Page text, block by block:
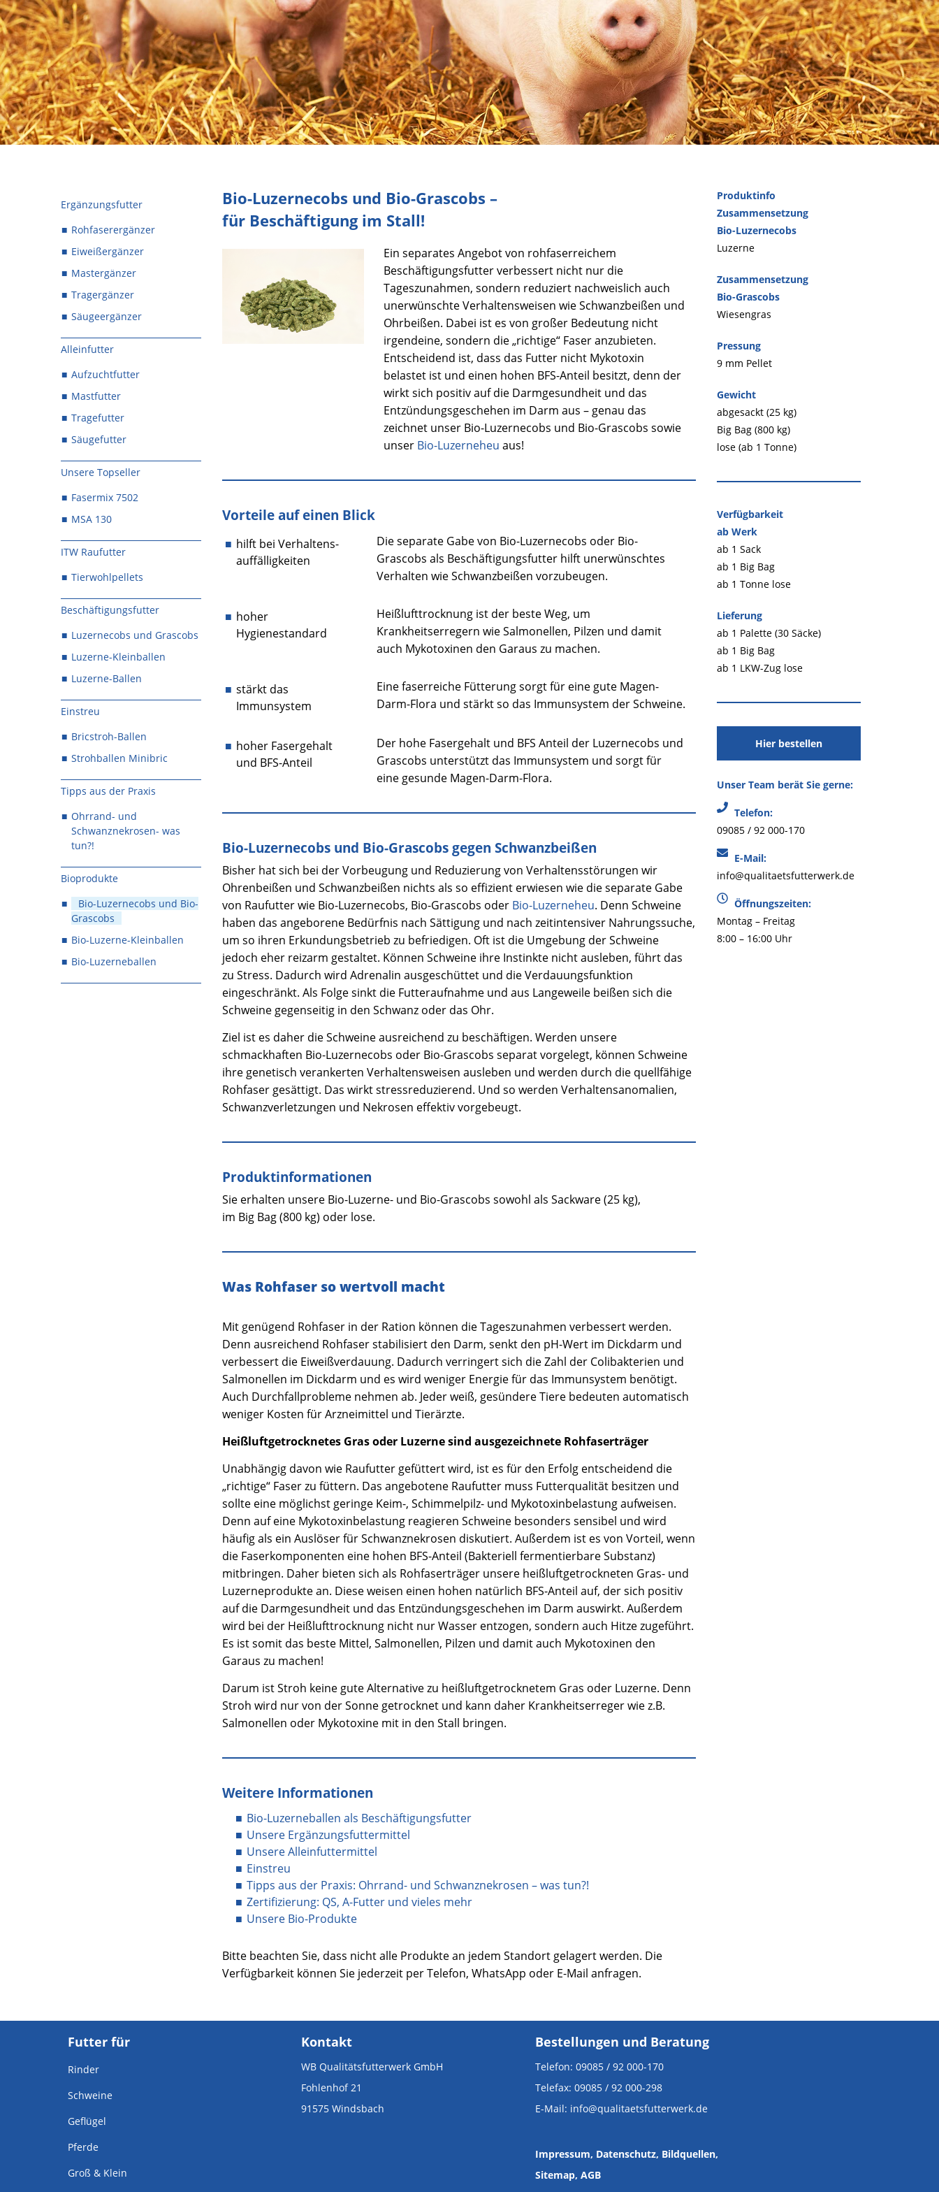
Ergänzungsfutter
Rohfaserergänzer
Eiweißergänzer
Mastergänzer
Tragergänzer
Säugeergänzer
Alleinfutter
Aufzuchtfutter
Mastfutter
Tragefutter
Säugefutter
Unsere Topseller
Fasermix 7502
MSA 130
ITW Raufutter
Tierwohlpellets
Beschäftigungsfutter
Luzernecobs und Grascobs
Luzerne-Kleinballen
Luzerne-Ballen
Einstreu
Bricstroh-Ballen
Strohballen Minibric
Tipps aus der Praxis
Ohrrand- und
Schwanznekrosen- was
tun?!
Bioprodukte
Bio-Luzernecobs und Bio-
Grascobs
Bio-Luzerne-Kleinballen
Bio-Luzerneballen
Bio-Luzernecobs und Bio-Grascobs –
für Beschäftigung im Stall!
Ein separates Angebot von rohfaserreichem
Beschäftigungsfutter verbessert nicht nur die
Tageszunahmen, sondern reduziert nachweislich auch
unerwünschte Verhaltensweisen wie Schwanzbeißen und
Ohrbeißen. Dabei ist es von großer Bedeutung nicht
irgendeine, sondern die „richtige“ Faser anzubieten.
Entscheidend ist, dass das Futter nicht Mykotoxin
belastet ist und einen hohen BFS-Anteil besitzt, denn der
wirkt sich positiv auf die Darmgesundheit und das
Entzündungsgeschehen im Darm aus – genau das
zeichnet unser Bio-Luzernecobs und Bio-Grascobs sowie
unser Bio-Luzerneheu aus!
Vorteile auf einen Blick
hilft bei Verhaltens-
auffälligkeiten
Die separate Gabe von Bio-Luzernecobs oder Bio-
Grascobs als Beschäftigungsfutter hilft unerwünschtes
Verhalten wie Schwanzbeißen vorzubeugen.
hoher
Hygienestandard
Heißlufttrocknung ist der beste Weg, um
Krankheitserregern wie Salmonellen, Pilzen und damit
auch Mykotoxinen den Garaus zu machen.
stärkt das
Immunsystem
Eine faserreiche Fütterung sorgt für eine gute Magen-
Darm-Flora und stärkt so das Immunsystem der Schweine.
hoher Fasergehalt
und BFS-Anteil
Der hohe Fasergehalt und BFS Anteil der Luzernecobs und
Grascobs unterstützt das Immunsystem und sorgt für
eine gesunde Magen-Darm-Flora.
Bio-Luzernecobs und Bio-Grascobs gegen Schwanzbeißen
Bisher hat sich bei der Vorbeugung und Reduzierung von Verhaltensstörungen wir
Ohrenbeißen und Schwanzbeißen nichts als so effizient erwiesen wie die separate Gabe
von Raufutter wie Bio-Luzernecobs, Bio-Grascobs oder Bio-Luzerneheu. Denn Schweine
haben das angeborene Bedürfnis nach Sättigung und nach zeitintensiver Nahrungssuche,
um so ihren Erkundungsbetrieb zu befriedigen. Oft ist die Umgebung der Schweine
jedoch eher reizarm gestaltet. Können Schweine ihre Instinkte nicht ausleben, führt das
zu Stress. Dadurch wird Adrenalin ausgeschüttet und die Verdauungsfunktion
eingeschränkt. Als Folge sinkt die Futteraufnahme und aus Langeweile beißen sich die
Schweine gegenseitig in den Schwanz oder das Ohr.
Ziel ist es daher die Schweine ausreichend zu beschäftigen. Werden unsere
schmackhaften Bio-Luzernecobs oder Bio-Grascobs separat vorgelegt, können Schweine
ihre genetisch verankerten Verhaltensweisen ausleben und werden durch die quellfähige
Rohfaser gesättigt. Das wirkt stressreduzierend. Und so werden Verhaltensanomalien,
Schwanzverletzungen und Nekrosen effektiv vorgebeugt.
Produktinformationen
Sie erhalten unsere Bio-Luzerne- und Bio-Grascobs sowohl als Sackware (25 kg),
im Big Bag (800 kg) oder lose.
Was Rohfaser so wertvoll macht
Mit genügend Rohfaser in der Ration können die Tageszunahmen verbessert werden.
Denn ausreichend Rohfaser stabilisiert den Darm, senkt den pH-Wert im Dickdarm und
verbessert die Eiweißverdauung. Dadurch verringert sich die Zahl der Colibakterien und
Salmonellen im Dickdarm und es wird weniger Energie für das Immunsystem benötigt.
Auch Durchfallprobleme nehmen ab. Jeder weiß, gesündere Tiere bedeuten automatisch
weniger Kosten für Arzneimittel und Tierärzte.
Heißluftgetrocknetes Gras oder Luzerne sind ausgezeichnete Rohfaserträger
Unabhängig davon wie Raufutter gefüttert wird, ist es für den Erfolg entscheidend die
„richtige“ Faser zu füttern. Das angebotene Raufutter muss Futterqualität besitzen und
sollte eine möglichst geringe Keim-, Schimmelpilz- und Mykotoxinbelastung aufweisen.
Denn auf eine Mykotoxinbelastung reagieren Schweine besonders sensibel und wird
häufig als ein Auslöser für Schwanznekrosen diskutiert. Außerdem ist es von Vorteil, wenn
die Faserkomponenten eine hohen BFS-Anteil (Bakteriell fermentierbare Substanz)
mitbringen. Daher bieten sich als Rohfaserträger unsere heißluftgetrockneten Gras- und
Luzerneprodukte an. Diese weisen einen hohen natürlich BFS-Anteil auf, der sich positiv
auf die Darmgesundheit und das Entzündungsgeschehen im Darm auswirkt. Außerdem
wird bei der Heißlufttrocknung nicht nur Wasser entzogen, sondern auch Hitze zugeführt.
Es ist somit das beste Mittel, Salmonellen, Pilzen und damit auch Mykotoxinen den
Garaus zu machen!
Darum ist Stroh keine gute Alternative zu heißluftgetrocknetem Gras oder Luzerne. Denn
Stroh wird nur von der Sonne getrocknet und kann daher Krankheitserreger wie z.B.
Salmonellen oder Mykotoxine mit in den Stall bringen.
Weitere Informationen
Bio-Luzerneballen als Beschäftigungsfutter
Unsere Ergänzungsfuttermittel
Unsere Alleinfuttermittel
Einstreu
Tipps aus der Praxis: Ohrrand- und Schwanznekrosen – was tun?!
Zertifizierung: QS, A-Futter und vieles mehr
Unsere Bio-Produkte
Bitte beachten Sie, dass nicht alle Produkte an jedem Standort gelagert werden. Die
Verfügbarkeit können Sie jederzeit per Telefon, WhatsApp oder E-Mail anfragen.
Produktinfo
Zusammensetzung
Bio-Luzernecobs
Luzerne
Zusammensetzung
Bio-Grascobs
Wiesengras
Pressung
9 mm Pellet
Gewicht
abgesackt (25 kg)
Big Bag (800 kg)
lose (ab 1 Tonne)
Verfügbarkeit
ab Werk
ab 1 Sack
ab 1 Big Bag
ab 1 Tonne lose
Lieferung
ab 1 Palette (30 Säcke)
ab 1 Big Bag
ab 1 LKW-Zug lose
Hier bestellen
Unser Team berät Sie gerne:
Telefon:
09085 / 92 000-170
E-Mail:
info@qualitaetsfutterwerk.de
Öffnungszeiten:
Montag – Freitag
8:00 – 16:00 Uhr
Futter für
Rinder
Schweine
Geflügel
Pferde
Groß & Klein
Kontakt
WB Qualitätsfutterwerk GmbH
Fohlenhof 21
91575 Windsbach
Bestellungen und Beratung
Telefon: 09085 / 92 000-170
Telefax: 09085 / 92 000-298
E-Mail: info@qualitaetsfutterwerk.de
Impressum, Datenschutz, Bildquellen,
Sitemap, AGB